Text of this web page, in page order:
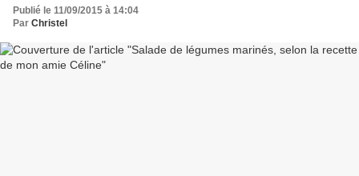
Publié le 11/09/2015 à 14:04
Par Christel